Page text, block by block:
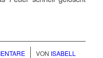
VON ISABELL